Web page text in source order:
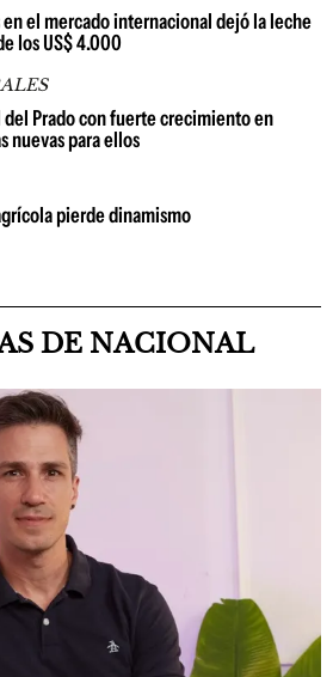
en el mercado internacional dejó la leche
los US$ 4.000
del Prado con fuerte crecimiento en
nuevas para ellos
pierde dinamismo
DE NACIONAL